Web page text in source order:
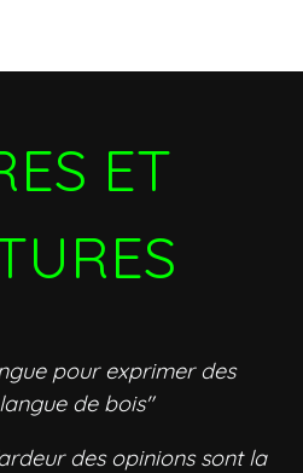
ET
pour exprimer des
de bois"
des opinions sont la